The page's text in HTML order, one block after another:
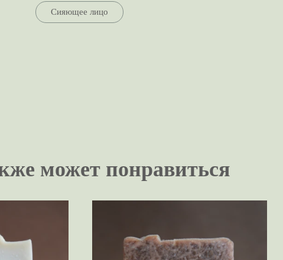
Сияющее лицо
может понравиться